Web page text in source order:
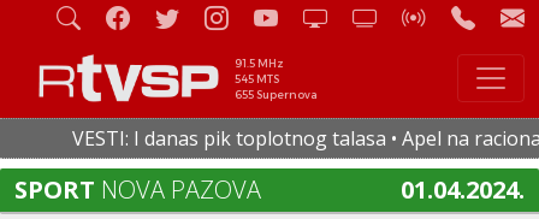
91.5 MHz
545 MTS
655 Supernova
VESTI: I danas pik toplotnog talasa • Apel na
SPORT NOVA PAZOVA 01.04.2024.